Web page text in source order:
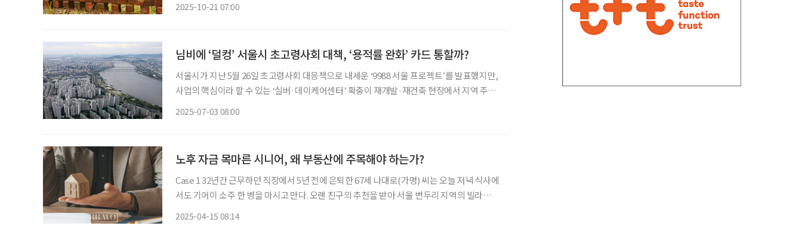
2025-10-21 07:00
님비에 ‘덜컹’ 서울시 초고령사회 대책, ‘용적률 완화’ 카드 통할까?
서울시가 지난 5월 26일 초고령사회 대응책으로 내세운 ‘9988 서울 프로젝트’를 발표했지만,
사업의 핵심이라 할 수 있는 ‘실버·데이케어센터’ 확충이 재개발·재건축 현장에서 지역 주민
2025-07-03 08:00
노후 자금 목마른 시니어, 왜 부동산에 주목해야 하는가?
Case 1 32년간 근무하던 직장에서 5년 전에 은퇴한 67세 나대로(가명) 씨는 오늘 저녁 식사에
서도 기어이 소주 한 병을 마시고 만다. 오랜 친구의 추천을 받아 서울 변두리 지역의 빌라를
2025-04-15 08:14